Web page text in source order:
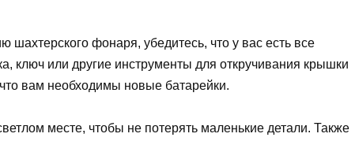
шахтерского фонаря, убедитесь, что у вас есть все
ключ или другие инструменты для откручивания крышки
вам необходимы новые батарейки.
месте, чтобы не потерять маленькие детали. Также